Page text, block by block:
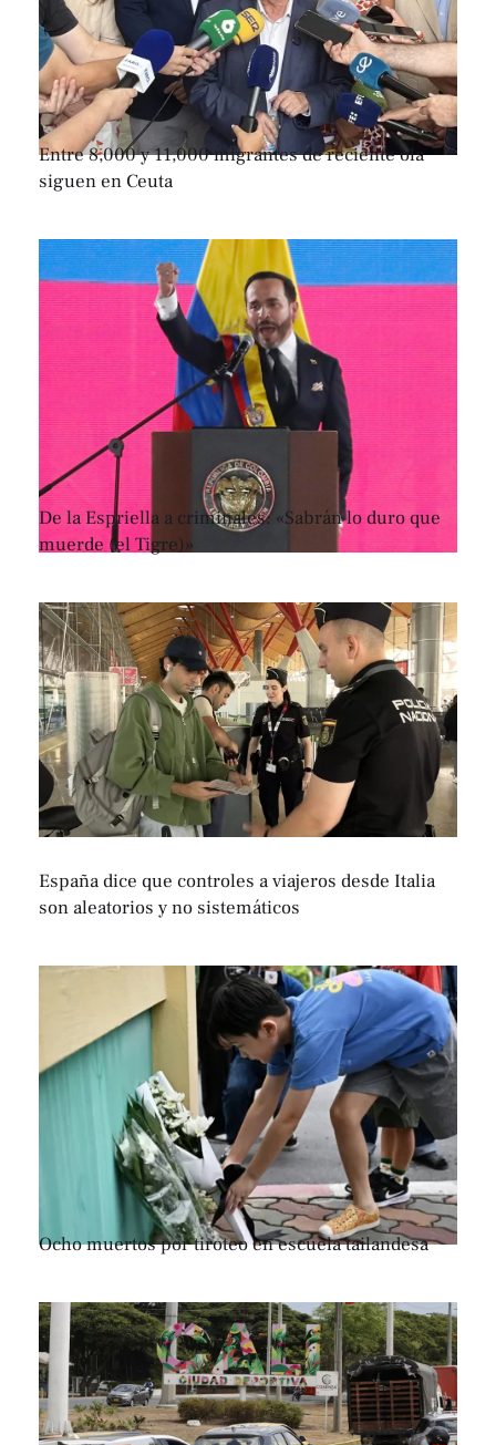
Entre 8,000 y 11,000 migrantes de reciente ola
siguen en Ceuta
De la Espriella a criminales: «Sabrán lo duro que
muerde (el Tigre)»
España dice que controles a viajeros desde Italia
son aleatorios y no sistemáticos
Ocho muertos por tiroteo en escuela tailandesa